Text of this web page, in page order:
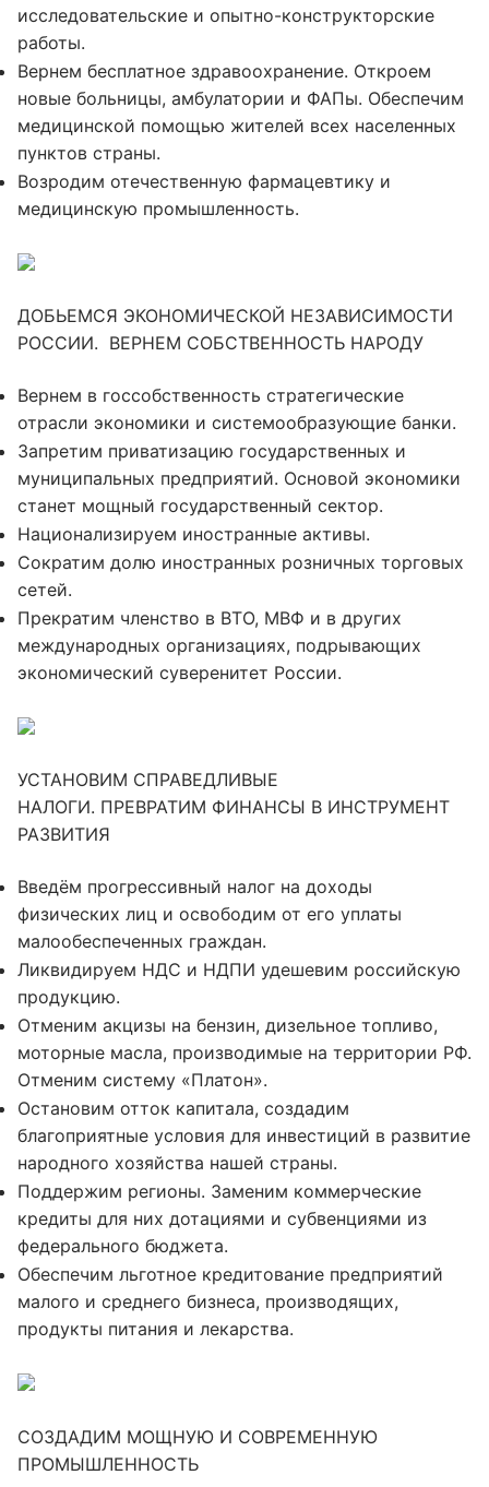
исследовательские и опытно-конструкторские
работы.
Вернем бесплатное здравоохранение. Откроем
новые больницы, амбулатории и ФАПы. Обеспечим
медицинской помощью жителей всех населенных
пунктов страны.
Возродим отечественную фармацевтику и
медицинскую промышленность.
ДОБЬЕМСЯ ЭКОНОМИЧЕСКОЙ НЕЗАВИСИМОСТИ
РОССИИ. ВЕРНЕМ СОБСТВЕННОСТЬ НАРОДУ
Вернем в госсобственность стратегические
отрасли экономики и системообразующие банки.
Запретим приватизацию государственных и
муниципальных предприятий. Основой экономики
станет мощный государственный сектор.
Национализируем иностранные активы.
Сократим долю иностранных розничных торговых
сетей.
Прекратим членство в ВТО, МВФ и в других
международных организациях, подрывающих
экономический суверенитет России.
УСТАНОВИМ СПРАВЕДЛИВЫЕ
НАЛОГИ. ПРЕВРАТИМ ФИНАНСЫ В ИНСТРУМЕНТ
РАЗВИТИЯ
Введём прогрессивный налог на доходы
физических лиц и освободим от его уплаты
малообеспеченных граждан.
Ликвидируем НДС и НДПИ удешевим российскую
продукцию.
Отменим акцизы на бензин, дизельное топливо,
моторные масла, производимые на территории РФ.
Отменим систему «Платон».
Остановим отток капитала, создадим
благоприятные условия для инвестиций в развитие
народного хозяйства нашей страны.
Поддержим регионы. Заменим коммерческие
кредиты для них дотациями и субвенциями из
федерального бюджета.
Обеспечим льготное кредитование предприятий
малого и среднего бизнеса, производящих,
продукты питания и лекарства.
СОЗДАДИМ МОЩНУЮ И СОВРЕМЕННУЮ
ПРОМЫШЛЕННОСТЬ